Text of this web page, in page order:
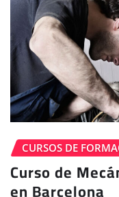
CURSOS DE
Curso de